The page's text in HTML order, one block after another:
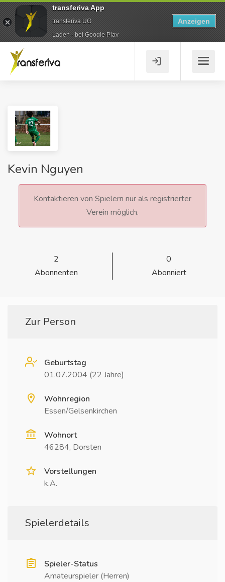
Kevin Nguyen
Kontaktieren von Spielern nur als registrierter
Verein möglich.
2
Abonnenten
0
Abonniert
Zur Person
Geburtstag
01.07.2004 (22 Jahre)
Wohnregion
Essen/Gelsenkirchen
Wohnort
46284, Dorsten
Vorstellungen
k.A.
Spielerdetails
Spieler-Status
Amateurspieler (Herren)
transferiva App
transferiva UG
Laden - bei Google Play
Anzeigen